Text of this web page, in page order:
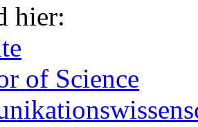
hier:
of Science